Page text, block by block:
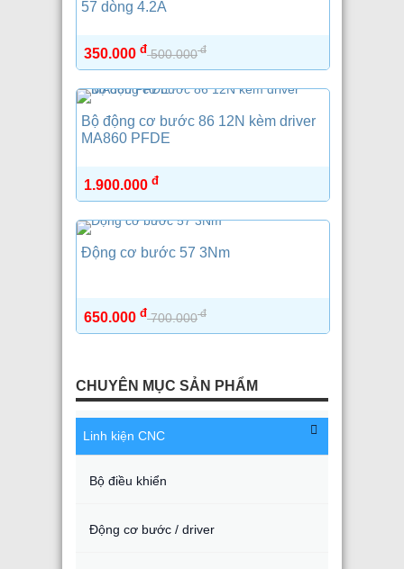
57 dòng 4.2A
350.000 đ500.000đ
Bộ động cơ bước 86 12N kèm driver
MA860 PFDE
1.900.000 đ
Động cơ bước 57 3Nm
650.000 đ700.000đ
CHUYÊN MỤC SẢN PHẨM
Linh kiện CNC
Bộ điều khiển
Động cơ bước / driver